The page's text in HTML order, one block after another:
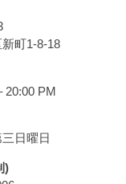
町1-8-18
20:00 PM
日曜日
)